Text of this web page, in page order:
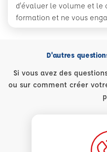
d'évaluer le volume et le
formation et ne vous
D'autres
Si vous avez des
ou sur comment créer